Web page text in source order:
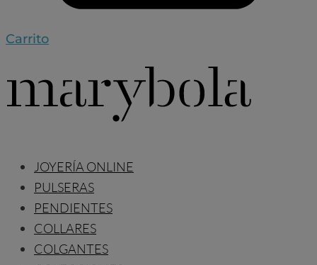
Carrito
JOYERÍA ONLINE
PULSERAS
PENDIENTES
COLLARES
COLGANTES